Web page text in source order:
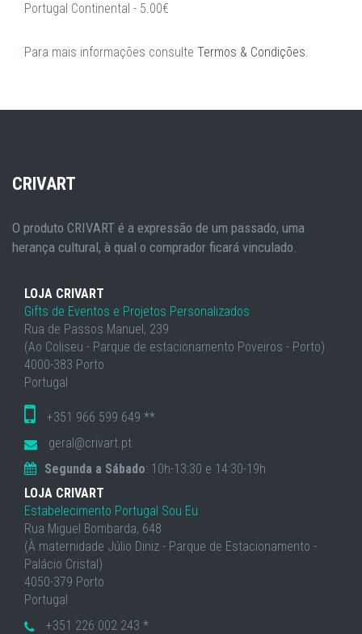
Portugal Continental - 5.00€
Para mais informações consulte Termos & Condições.
CRIVART
O produto CRIVART é a expressão de um passado, uma
herança cultural, à qual o comprador ficará vinculado.
LOJA CRIVART
Gifts de Eventos e Projetos Personalizados
Rua de Passos Manuel, 239
(Ao Coliseu - Parque de estacionamento Poveiros - Porto)
4000-383 Porto
Portugal
+351 966 599 649 **
geral@crivart.pt
Segunda a Sábado: 10h-13:30 e 14:30-19h
LOJA CRIVART
Estabelecimento Portugal Sou Eu
Rua Miguel Bombarda, 648
(À maternidade Júlio Diniz - Parque de Estacionamento -
Palácio Cristal)
4050-379 Porto
Portugal
+351 226 002 243 *